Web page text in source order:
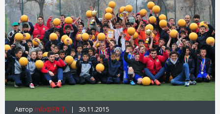
Автор Info@fft.tj | 30.11.2015